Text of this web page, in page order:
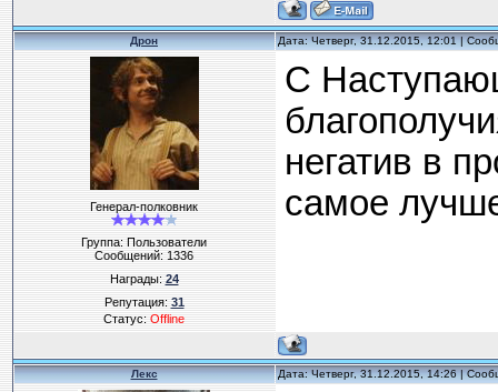
Дрон Дата: Четверг, 31.12.2015, 12:01 |
Генерал-полковник
Группа: Пользователи
Сообщений:1336
Награды:24
Репутация:31
Статус:Offline
С
негатив в
самое
Лекс Дата: Четверг, 31.12.2015, 14:26 |